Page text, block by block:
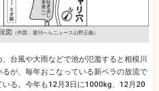
図 （作図：週刊へらニュース山野正義）
台風や大雨などで池が氾濫すると相模川
るが、毎年おこなっている新ベラの放流で
いる。今年も12月3日に1000kg、12月20